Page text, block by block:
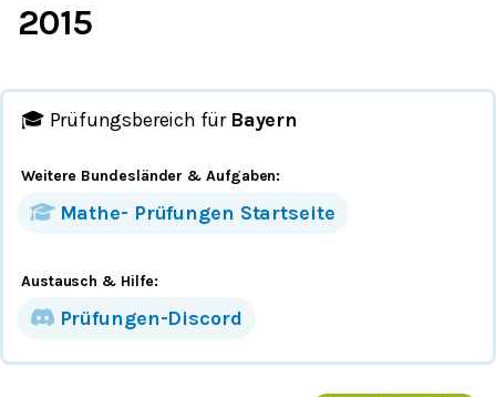
2015
🎓 Prüfungsbereich für Bayern
Weitere Bundesländer & Aufgaben:
Mathe- Prüfungen Startseite
Austausch & Hilfe:
Prüfungen-Discord